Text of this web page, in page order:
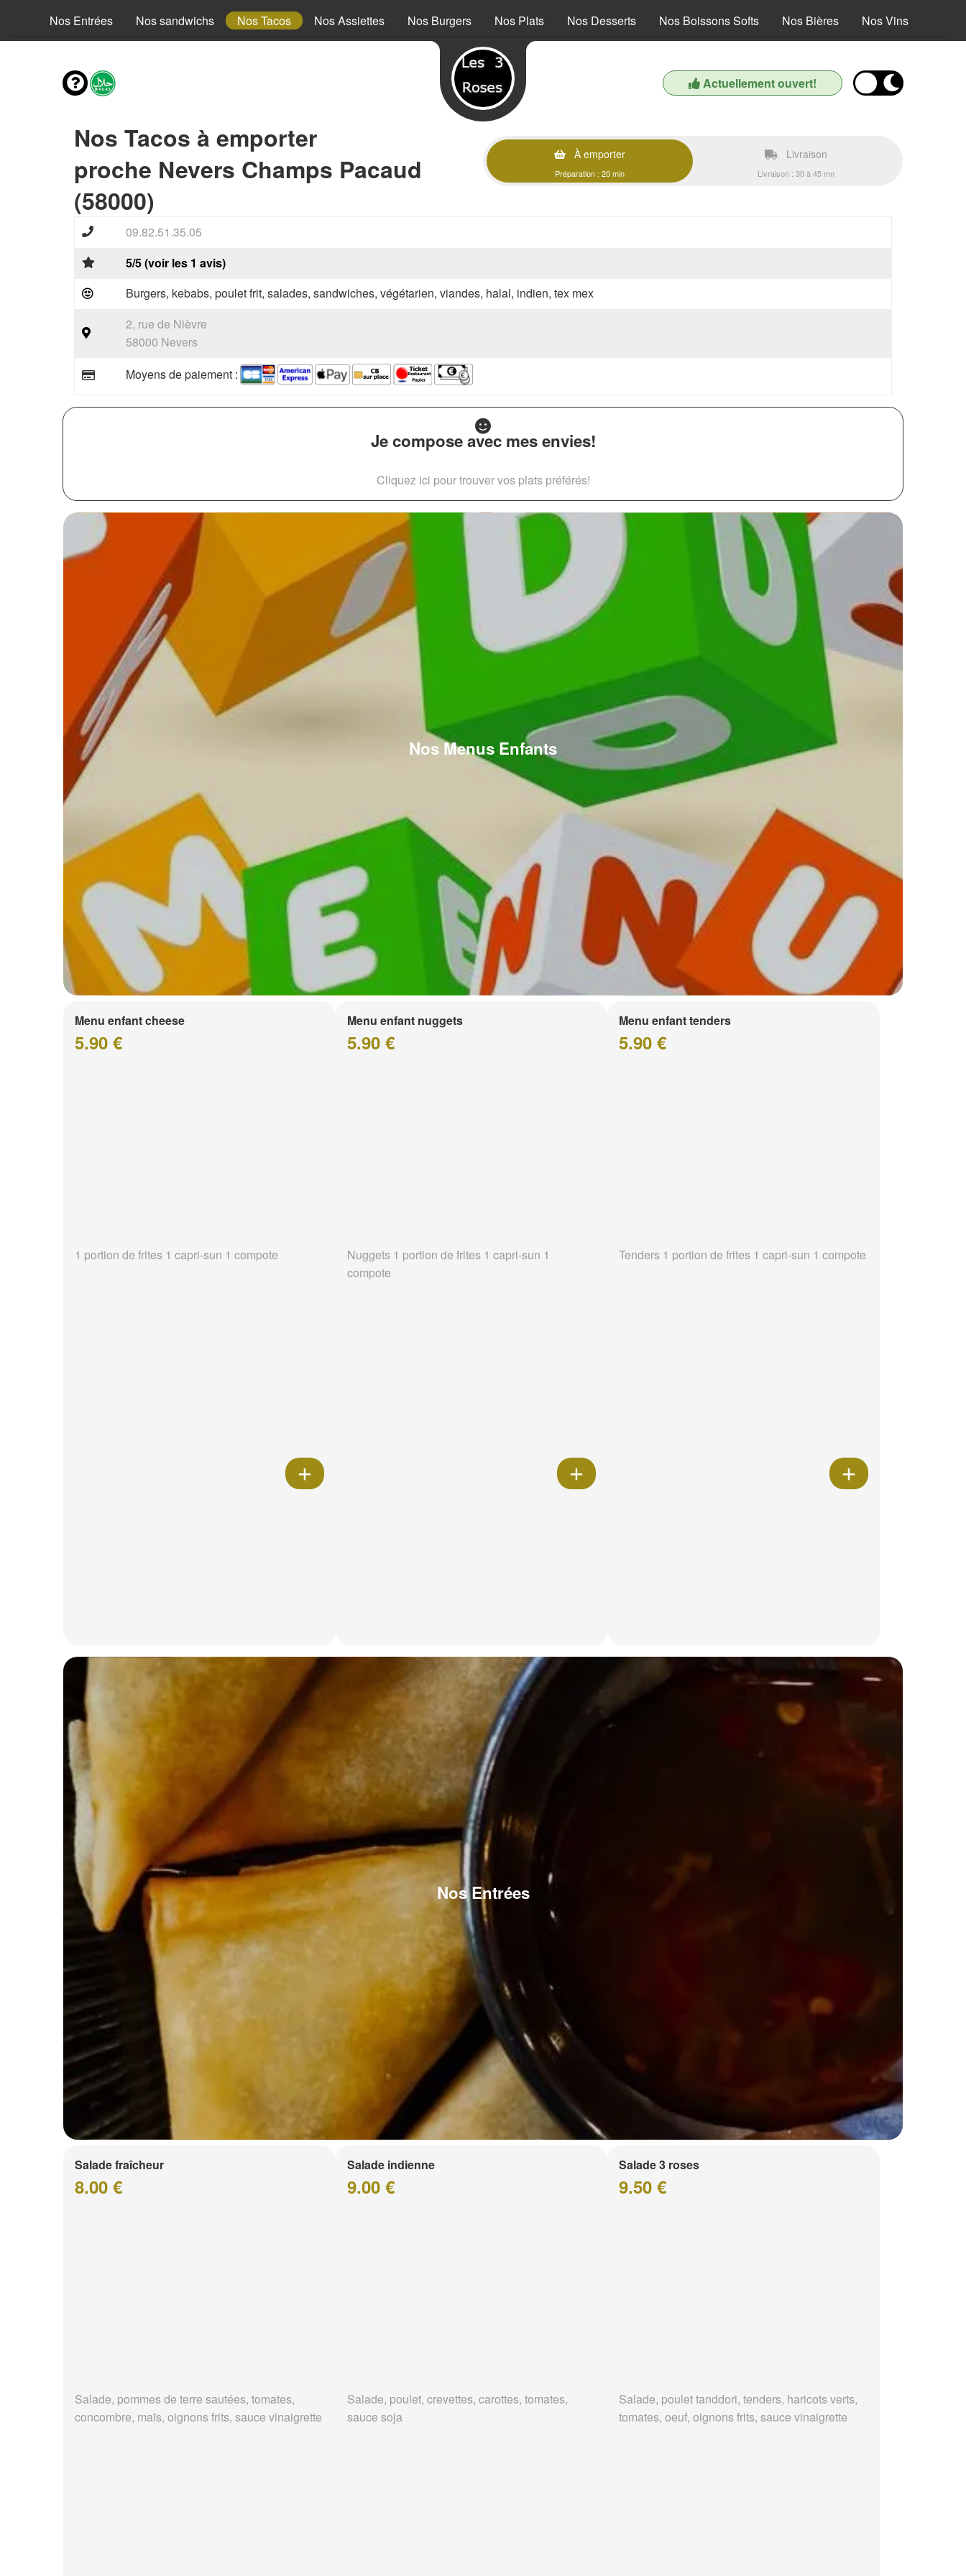
Nos Entrées Nos sandwichs Nos Tacos Nos Assiettes Nos Burgers Nos Plats Nos Desserts Nos Boissons Softs Nos Bières Nos Vins
Actuellement ouvert!
Nos Tacos à emporter
proche Nevers Champs Pacaud
(58000)
À emporter
Préparation : 20 min
Livraison
Livraison : 30 à 45 mn
09.82.51.35.05
5/5 (voir les 1 avis)
Burgers, kebabs, poulet frit, salades, sandwiches, végétarien, viandes, halal, indien, tex mex
2, rue de Nièvre
58000 Nevers
Moyens de paiement :
Je compose avec mes envies!
Cliquez ici pour trouver vos plats préférés!
Nos Menus Enfants
Menu enfant cheese
5.90 €
1 portion de frites 1 capri-sun 1 compote
Menu enfant nuggets
5.90 €
Nuggets 1 portion de frites 1 capri-sun 1
compote
Menu enfant tenders
5.90 €
Tenders 1 portion de frites 1 capri-sun 1 compote
Nos Entrées
Salade fraîcheur
8.00 €
Salade, pommes de terre sautées, tomates,
concombre, maïs, oignons frits, sauce vinaigrette
Salade indienne
9.00 €
Salade, poulet, crevettes, carottes, tomates,
sauce soja
Salade 3 roses
9.50 €
Salade, poulet tanddori, tenders, haricots verts,
tomates, oeuf, oignons frits, sauce vinaigrette